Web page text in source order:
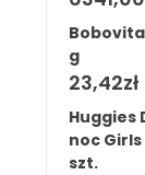
Bobovita
g
23,42zł
Huggies
noc
szt.